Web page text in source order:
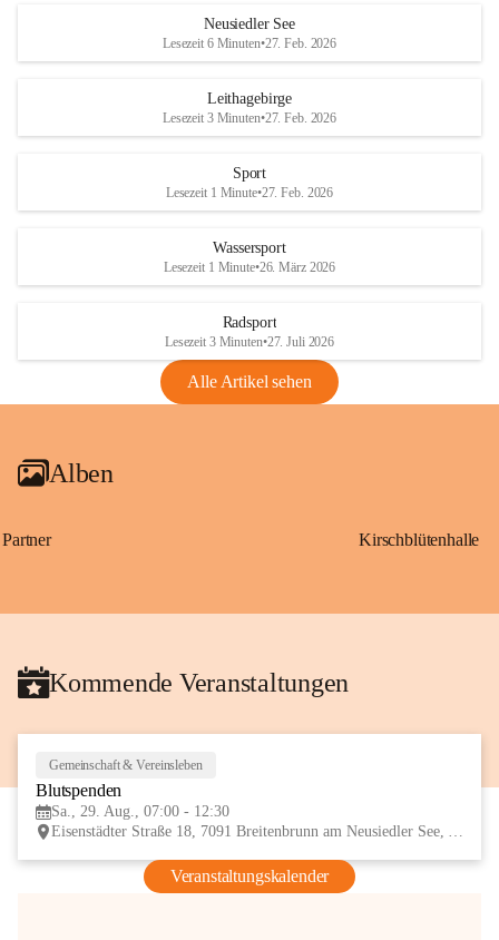
S
und den daraus folgenden wirtschaftlichen
Maßnahmen zur Bekämpfung
Rebe und der Amerikanischen
Anhang VBl. EU Nr. 18
1 Seite•1,4 MB
VBl. EU Nr. 18_2026
r
S
Neusiedler See
Lesezeit 6 Minuten•27. Feb. 2026
Leithagebirge
Lesezeit 3 Minuten•27. Feb. 2026
Sport
Lesezeit 1 Minute•27. Feb. 2026
Wassersport
Lesezeit 1 Minute•26. März 2026
Radsport
Lesezeit 3 Minuten•27. Juli 2026
Alle Artikel sehen
Alben
Partner Kirschblütenhalle
Kommende Veranstaltungen
Gemeinschaft & Vereinsleben
Blutspenden
Sa., 29. Aug., 07:00 - 12:30
Eisenstädter Straße 18, 7091 Breitenbrunn am Neusiedler See, AUT
Veranstaltungskalender